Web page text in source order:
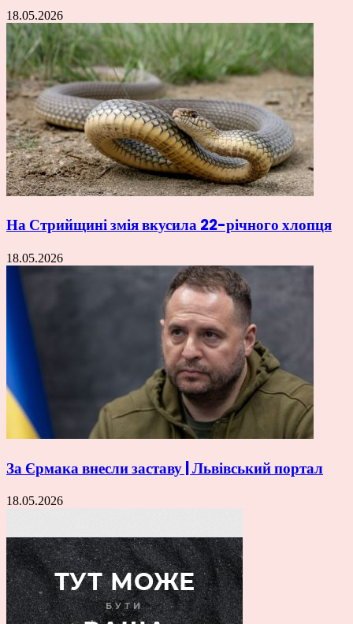
18.05.2026
На Стрийщині змія вкусила 22-річного хлопця
18.05.2026
За Єрмака внесли заставу | Львівський портал
18.05.2026